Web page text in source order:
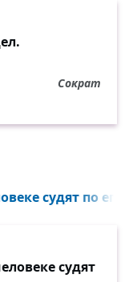
Сократ
судят по
судят